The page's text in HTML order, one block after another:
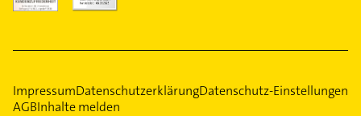
ImpressumDatenschutzerklärungDatenschutz-Einstellungen
AGBInhalte melden